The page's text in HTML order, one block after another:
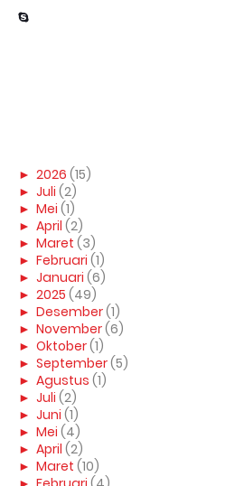
► 2026 (15)
► Juli (2)
► Mei (1)
► April (2)
► Maret (3)
► Februari (1)
► Januari (6)
► 2025 (49)
► Desember(1)
► November(6)
► Oktober(1)
► September(5)
► Agustus (1)
► Juli (2)
► Juni (1)
► Mei (4)
► April (2)
► Maret (10)